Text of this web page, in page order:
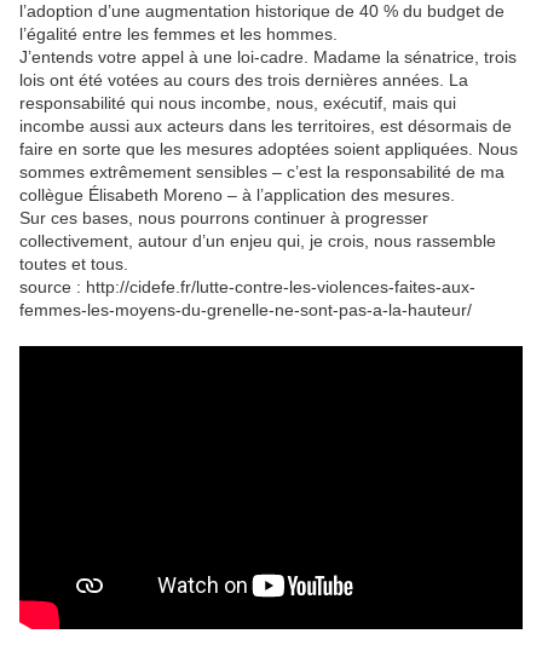
l’adoption d’une augmentation historique de 40 % du budget de
l’égalité entre les femmes et les hommes.
J’entends votre appel à une loi-cadre. Madame la sénatrice, trois
lois ont été votées au cours des trois dernières années. La
responsabilité qui nous incombe, nous, exécutif, mais qui
incombe aussi aux acteurs dans les territoires, est désormais de
faire en sorte que les mesures adoptées soient appliquées. Nous
sommes extrêmement sensibles – c’est la responsabilité de ma
collègue Élisabeth Moreno – à l’application des mesures.
Sur ces bases, nous pourrons continuer à progresser
collectivement, autour d’un enjeu qui, je crois, nous rassemble
toutes et tous.
source : http://cidefe.fr/lutte-contre-les-violences-faites-aux-
femmes-les-moyens-du-grenelle-ne-sont-pas-a-la-hauteur/